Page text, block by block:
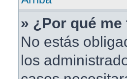
» ¿Por qué
No estás
los